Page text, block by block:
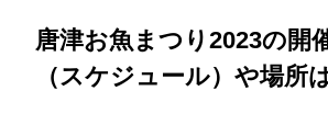
唐津お魚まつり2023の開
（スケジュール）や場所